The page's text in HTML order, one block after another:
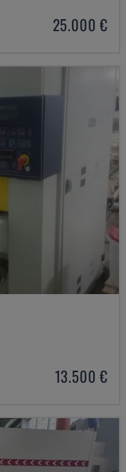
25.000 €
13.500 €